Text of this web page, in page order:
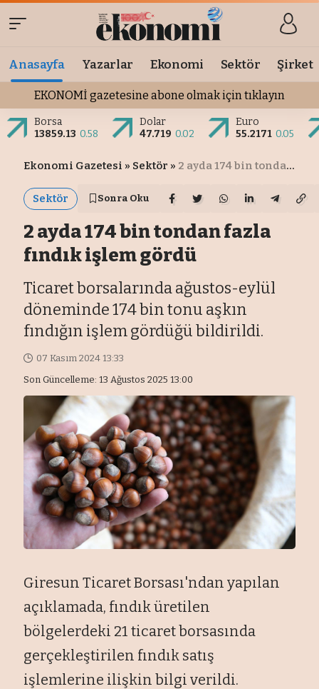
Anasayfa Yazarlar Ekonomi Sektör Şirket
EKONOMİ gazetesine abone olmak için tıklayın
Borsa
13859.13 0.58
Dolar
47.719 0.02
Euro
55.2171 0.05
Ekonomi Gazetesi » Sektör » 2 ayda 174 bin tondan fazla fındık işlem gördü
Sektör Sonra Oku
2 ayda 174 bin tondan fazla
fındık işlem gördü
Ticaret borsalarında ağustos-eylül
döneminde 174 bin tonu aşkın
fındığın işlem gördüğü bildirildi.
Son Güncelleme: 13 Ağustos 2025 13:00
07 Kasım 2024 13:33
Giresun Ticaret Borsası'ndan yapılan
açıklamada, fındık üretilen
bölgelerdeki 21 ticaret borsasında
gerçekleştirilen fındık satış
işlemlerine ilişkin bilgi verildi.